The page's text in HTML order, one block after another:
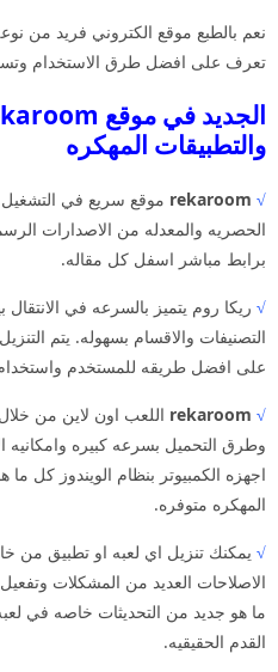
نعم بالطبع موقع الكتروني فريد من
تعرف على افضل طرق الاستخدام
والتطبيقات المهكره
√
rekaroom موقع سريع في التشغيل
الحصريه والمعدله من الاصدارات
برابط مباشر اسفل كل مقاله.
√ ريكا روم يتميز بالسرعه في
التصنيفات والاقسام بسهوله. يتم
على افضل طريقه للمستخدم
√
rekaroom اللعب اون لاين من
وطرق التحميل بسرعه كبيره
اجهزه الكمبيوتر بنظام الويندوز كل ما
المهكره متوفره.
√ يمكنك تنزيل اي لعبه او تطبيق من
الاصلاحات العديد من المشكلات
ما هو جديد من التحديثات خاصه في
القدم الحقيقيه.